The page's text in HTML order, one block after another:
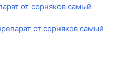
от сорняков самый
от сорняков самый